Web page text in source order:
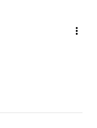
more_vert